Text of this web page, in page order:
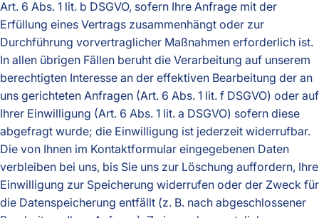
Art. 6 Abs. 1 lit. b DSGVO, sofern Ihre Anfrage mit der
Erfüllung eines Vertrags zusammenhängt oder zur
Durchführung vorvertraglicher Maßnahmen erforderlich ist.
In allen übrigen Fällen beruht die Verarbeitung auf unserem
berechtigten Interesse an der effektiven Bearbeitung der an
uns gerichteten Anfragen (Art. 6 Abs. 1 lit. f DSGVO) oder auf
Ihrer Einwilligung (Art. 6 Abs. 1 lit. a DSGVO) sofern diese
abgefragt wurde; die Einwilligung ist jederzeit widerrufbar.
Die von Ihnen im Kontaktformular eingegebenen Daten
verbleiben bei uns, bis Sie uns zur Löschung auffordern, Ihre
Einwilligung zur Speicherung widerrufen oder der Zweck für
die Datenspeicherung entfällt (z. B. nach abgeschlossener